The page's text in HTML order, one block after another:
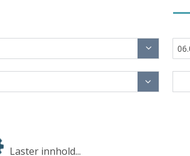
Laster innhold...